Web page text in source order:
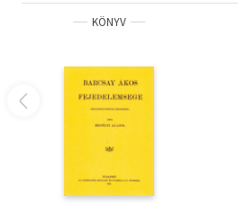
KÖNYV